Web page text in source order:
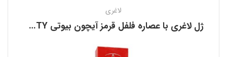
لاغری
ژل لاغری با عصاره فلفل قرمز آیچون بیوتی AICHUN BEAUTY